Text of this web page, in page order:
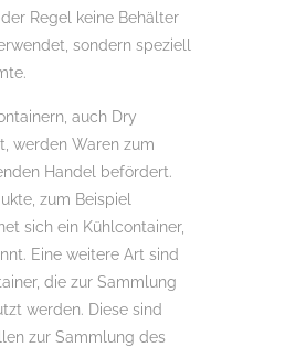
Regel keine Behälter
sondern speziell
auch Dry
werden Waren zum
Handel befördert.
zum Beispiel
sich ein Kühlcontainer,
Eine weitere Art sind
die zur Sammlung
werden. Diese sind
zur Sammlung des